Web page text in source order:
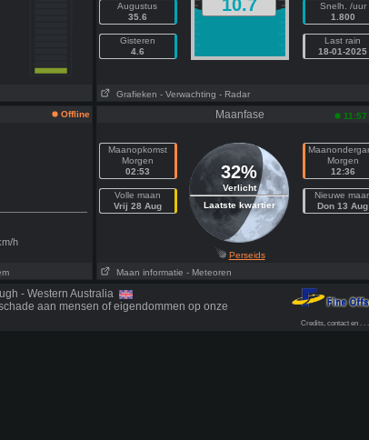
Augustus
35.6
Gisteren
4.6
10.7
Snelh. /uur
1.800
Last rain
18-01-2025
Grafieken - Verwachting - Radar
Offline
h
Maanfase 11:57
Maanopkomst
Morgen
02:53
Volle maan
Vrij 28 Aug
32%
Verlicht
Laatste kwartier
Morgen
12:36
Nieuwe
Don 13 Aug
Perseids
Maan informatie - Meteoren
- Western Australia
aan mensen of eigendommen op onze
Credits, contact en . . .